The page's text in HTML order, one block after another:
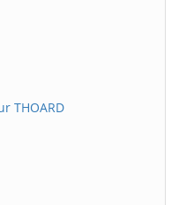
THOARD